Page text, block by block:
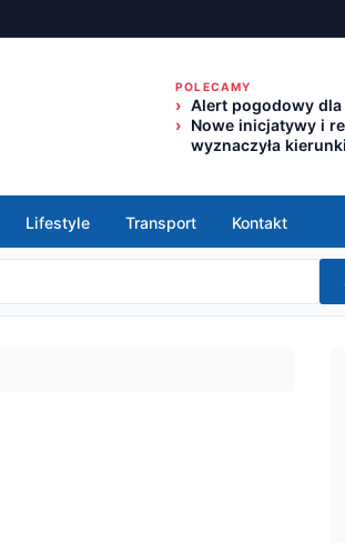
POLECAMY
Alert pogodowy
Nowe inicjatywy i
wyznaczyła
Lifestyle Transport Kontakt